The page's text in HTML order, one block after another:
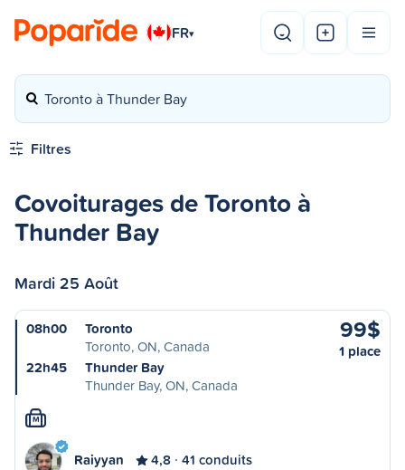
FR▾
Toronto à Thunder Bay
Filtres
Covoiturages de Toronto à
Thunder Bay
Mardi 25 Août
08h00
Toronto
Toronto, ON, Canada
22h45
Thunder Bay
Thunder Bay, ON, Canada
99$
1 place
M
Raiyyan 4,8 41 conduits